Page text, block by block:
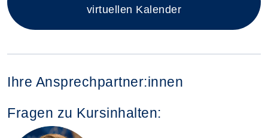
virtuellen Kalender
Ihre Ansprechpartner:innen
Fragen zu Kursinhalten: